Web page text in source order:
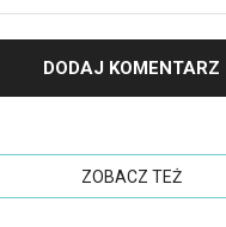
ZOBACZ TEŻ